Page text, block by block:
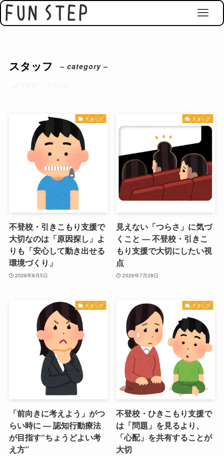
スタッフ – category –
ブログ スタッフ
スタッフ
不登校・引きこもり支援で
大切なのは「原因探し」よ
りも「安心して動き出せる
環境づくり」
2026年8月5日
スタッフ
見えない「つらさ」に気づ
くこと ― 不登校・引きこ
もり支援で大切にしたい視
点
2026年7月28日
スタッフ
「前向きに考えよう」がつ
らい時に ― 認知行動療法
が目指す“ちょうどよい考
え方”
スタッフ
不登校・ひきこもり支援で
は「問題」を見るより、
「心配」を共有することが
大切